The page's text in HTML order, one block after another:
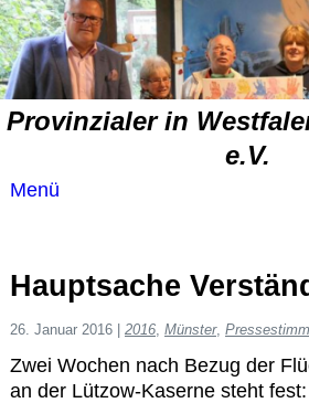
Provinzialer in
e.V.
Menü
Service
Spendenvorschlag
Hauptsache
26. Januar 2016 | 2016 Münster,
Zwei Wochen nach Bezug der
an der Lützow-Kaserne steht